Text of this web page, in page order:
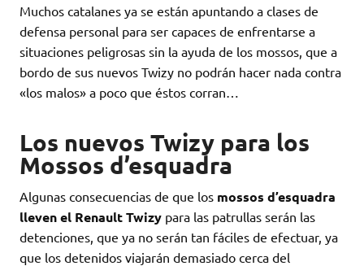
Muchos catalanes ya se están apuntando a clases de
defensa personal para ser capaces de enfrentarse a
situaciones peligrosas sin la ayuda de los mossos, que a
bordo de sus nuevos Twizy no podrán hacer nada contra
«los malos» a poco que éstos corran…
Los nuevos Twizy para los
Mossos d’esquadra
Algunas consecuencias de que los mossos d’esquadra
lleven el Renault Twizy para las patrullas serán las
detenciones, que ya no serán tan fáciles de efectuar, ya
que los detenidos viajarán demasiado cerca del